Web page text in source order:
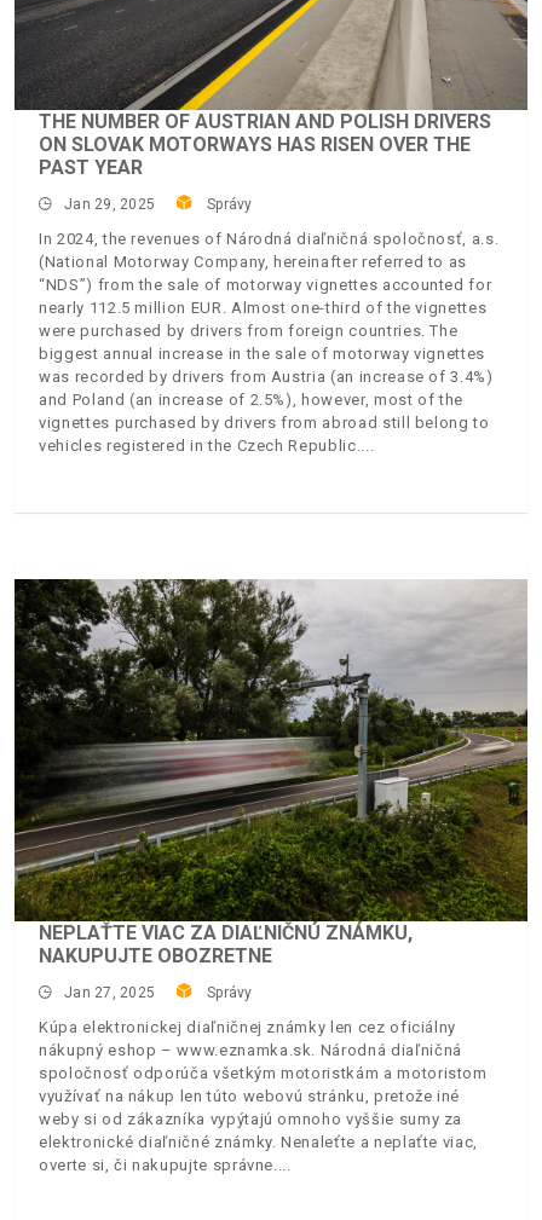
THE NUMBER OF AUSTRIAN AND POLISH DRIVERS
ON SLOVAK MOTORWAYS HAS RISEN OVER THE
PAST YEAR
Jan 29, 2025 Správy
In 2024, the revenues of Národná diaľničná spoločnosť, a.s.
(National Motorway Company, hereinafter referred to as
“NDS”) from the sale of motorway vignettes accounted for
nearly 112.5 million EUR. Almost one-third of the vignettes
were purchased by drivers from foreign countries. The
biggest annual increase in the sale of motorway vignettes
was recorded by drivers from Austria (an increase of 3.4%)
and Poland (an increase of 2.5%), however, most of the
vignettes purchased by drivers from abroad still belong to
vehicles registered in the Czech Republic.
NEPLAŤTE VIAC ZA DIAĽNIČNÚ ZNÁMKU,
NAKUPUJTE OBOZRETNE
Jan 27, 2025 Správy
Kúpa elektronickej diaľničnej známky len cez oficiálny
nákupný eshop – www.eznamka.sk. Národná diaľničná
spoločnosť odporúča všetkým motoristkám a motoristom
využívať na nákup len túto webovú stránku, pretože iné
weby si od zákazníka vypýtajú omnoho vyššie sumy za
elektronické diaľničné známky. Nenaleťte a neplaťte viac,
overte si, či nakupujte správne.